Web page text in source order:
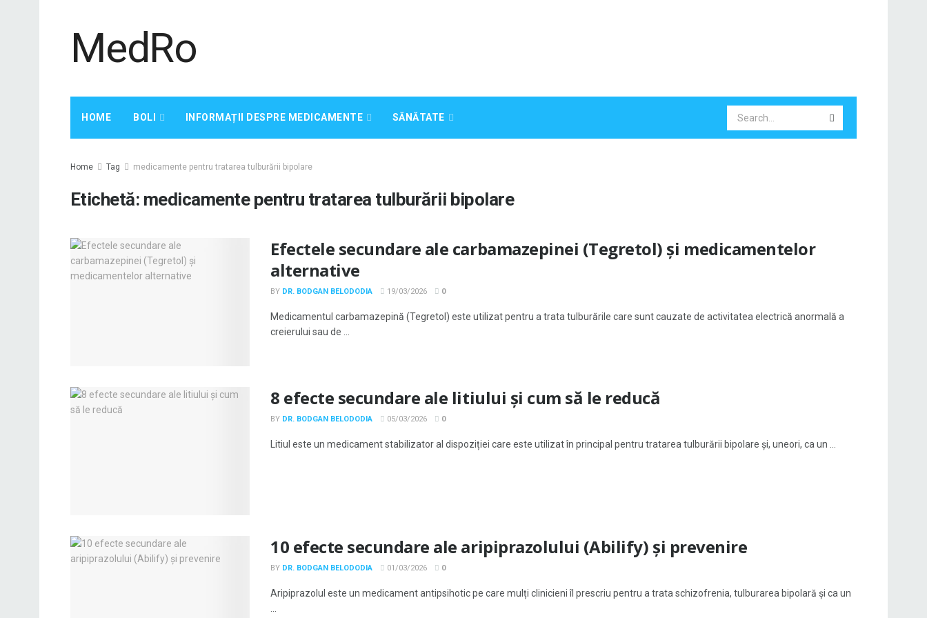
MedRo
HOME BOLI INFORMAȚII DESPRE MEDICAMENTE SĂNĂTATE
Home Tag medicamente pentru tratarea tulburării bipolare
Etichetă: medicamente pentru tratarea tulburării bipolare
Efectele secundare ale carbamazepinei (Tegretol) și medicamentelor
alternative
BY DR. BODGAN BELODODIA 19/03/2026 0
Medicamentul carbamazepină (Tegretol) este utilizat pentru a trata tulburările care sunt cauzate de activitatea electrică anormală a
creierului sau de ...
8 efecte secundare ale litiului și cum să le reducă
BY DR. BODGAN BELODODIA 05/03/2026 0
Litiul este un medicament stabilizator al dispoziției care este utilizat în principal pentru tratarea tulburării bipolare și, uneori, ca un ...
10 efecte secundare ale aripiprazolului (Abilify) și prevenire
BY DR. BODGAN BELODODIA 01/03/2026 0
Aripiprazolul este un medicament antipsihotic pe care mulți clinicieni îl prescriu pentru a trata schizofrenia, tulburarea bipolară și ca un